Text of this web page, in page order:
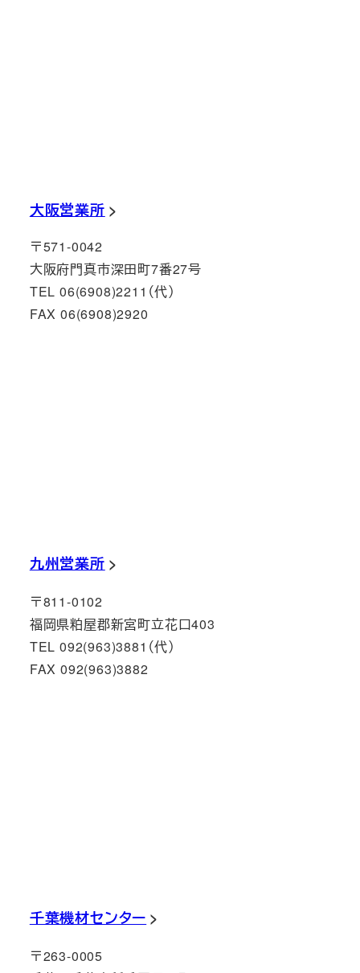
大阪営業所
〒571-0042
大阪府門真市深田町7番27号
TEL 06(6908)2211（代）
FAX 06(6908)2920
九州営業所
〒811-0102
福岡県粕屋郡新宮町立花口403
TEL 092(963)3881（代）
FAX 092(963)3882
千葉機材センター
〒263-0005